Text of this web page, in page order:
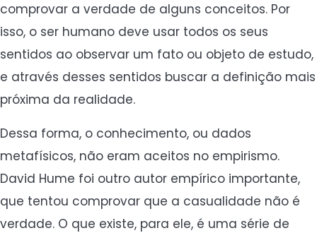
comprovar a verdade de alguns conceitos. Por
isso, o ser humano deve usar todos os seus
sentidos ao observar um fato ou objeto de estudo,
e através desses sentidos buscar a definição mais
próxima da realidade.
Dessa forma, o conhecimento, ou dados
metafísicos, não eram aceitos no empirismo.
David Hume foi outro autor empírico importante,
que tentou comprovar que a casualidade não é
verdade. O que existe, para ele, é uma série de